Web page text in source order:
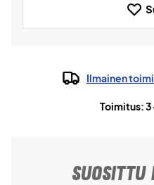
Ilmainen
Toimitus:
SUOSITTU